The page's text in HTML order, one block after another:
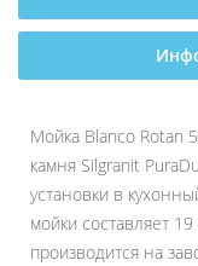
Мойка Blanco Rotan
камня Silgranit
установки в
мойки составляет
производится на